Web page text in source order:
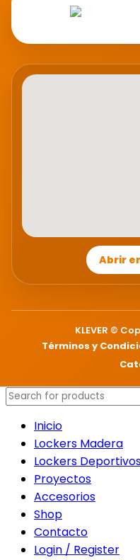
Abrir
KLEVER ©
Términos y
Inicio
Lockers Madera
Lockers
Proyectos
Accesorios
Shop
Contacto
Login / Register